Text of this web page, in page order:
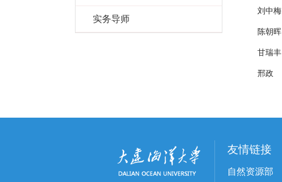
实务导师
刘中梅
陈朝晖
甘瑞丰
邢政
友情链接
自然资源部